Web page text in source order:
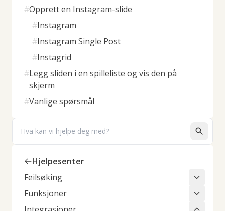
#Opprett en Instagram-slide
#Instagram
#Instagram Single Post
#Instagrid
#Legg sliden i en spilleliste og vis den på
skjerm
#Vanlige spørsmål
Search
Hjelpesenter
Feilsøking
Funksjoner